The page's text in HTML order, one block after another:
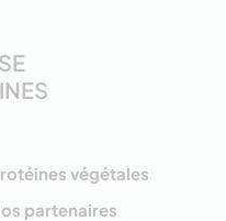
végétales
partenaires